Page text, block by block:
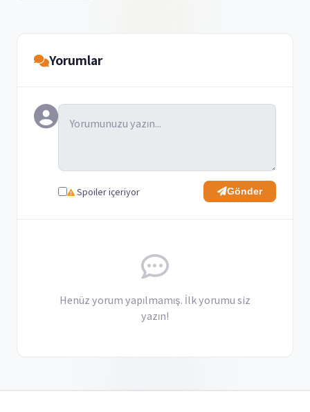
Yorumlar
Spoiler içeriyor Gönder
Henüz yorum yapılmamış. İlk yorumu siz
yazın!